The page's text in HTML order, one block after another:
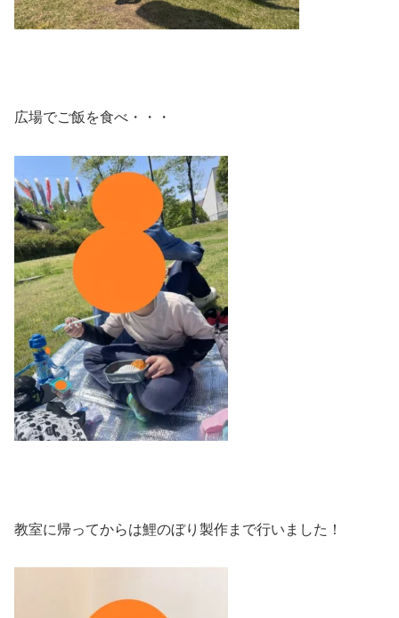
広場でご飯を食べ・・・
教室に帰ってからは鯉のぼり製作まで行いました！